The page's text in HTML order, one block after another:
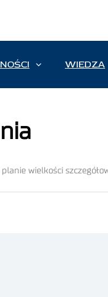
WIEDZA
wielkości